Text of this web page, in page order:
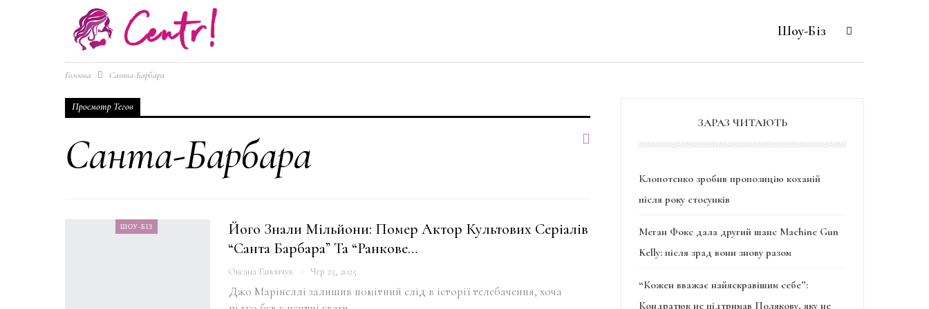
Шоу-Біз
Головна Санта-Барбара
Просмотр Тегов
Санта-Барбара
ШОУ-БІЗ
Його Знали Мільйони: Помер Актор Культових Серіалів
“Санта Барбара” Та “Ранкове…
Оксана Гапончук Чер 25, 2025
Джо Марінеллі залишив помітний слід в історії телебачення, хоча
ЗАРАЗ ЧИТАЮТЬ
Клопотенко зробив пропозицію коханій
після року стосунків
Меган Фокс дала другий шанс Machine Gun
Kelly: після зрад вони знову разом
“Кожен вважає найяскравішим себе”:
Кондратюк не підтримав Полякову, яку не